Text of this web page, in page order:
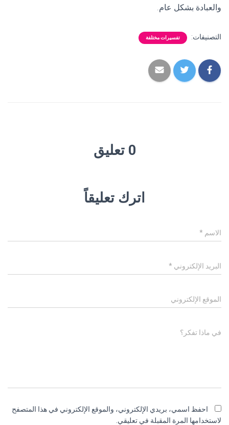
والعبادة بشكل عام.
التصنيفات: تفسيرات مختلفة
0 تعليق
اترك تعليقاً
الاسم *
البريد الإلكتروني *
الموقع الإلكتروني
في ماذا تفكر؟
احفظ اسمي، بريدي الإلكتروني، والموقع الإلكتروني في هذا المتصفح
لاستخدامها المرة المقبلة في تعليقي.